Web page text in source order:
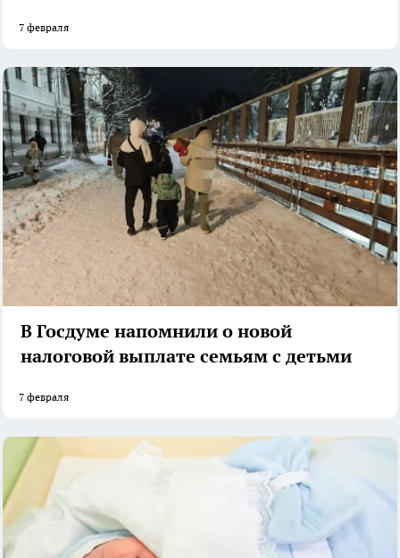
7 февраля
В Госдуме напомнили о новой
налоговой выплате семьям с детьми
7 февраля